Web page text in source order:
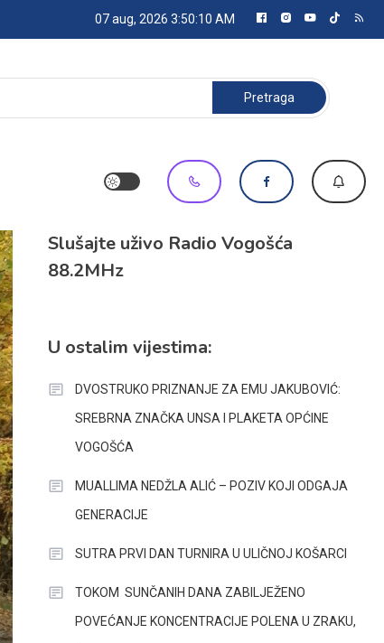
07 aug, 2026 3:50:10 AM
Pretraga:
Slušajte uživo Radio Vogošća
88.2MHz
U ostalim vijestima:
DVOSTRUKO PRIZNANJE ZA EMU JAKUBOVIĆ:
SREBRNA ZNAČKA UNSA I PLAKETA OPĆINE
VOGOŠĆA
MUALLIMA NEDŽLA ALIĆ – POZIV KOJI ODGAJA
GENERACIJE
SUTRA PRVI DAN TURNIRA U ULIČNOJ KOŠARCI
TOKOM SUNČANIH DANA ZABILJEŽENO
POVEĆANJE KONCENTRACIJE POLENA U ZRAKU,